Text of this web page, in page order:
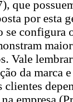
que
por esta
se configura
Vale
da marca
clientes